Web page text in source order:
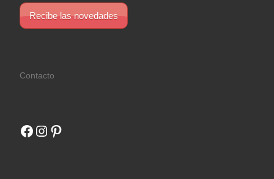
Recibe las novedades
Contacto
Facebook
Instagram
Pinterest